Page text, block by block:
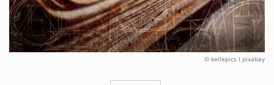
© kellepics I pixabay